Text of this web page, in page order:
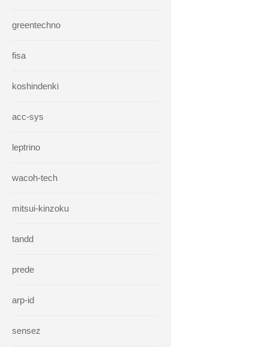
greentechno
fisa
koshindenki
acc-sys
leptrino
wacoh-tech
mitsui-kinzoku
tandd
prede
arp-id
sensez